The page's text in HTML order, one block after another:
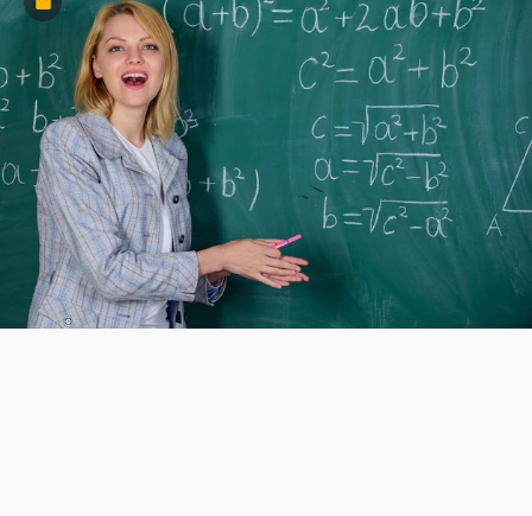
Premium